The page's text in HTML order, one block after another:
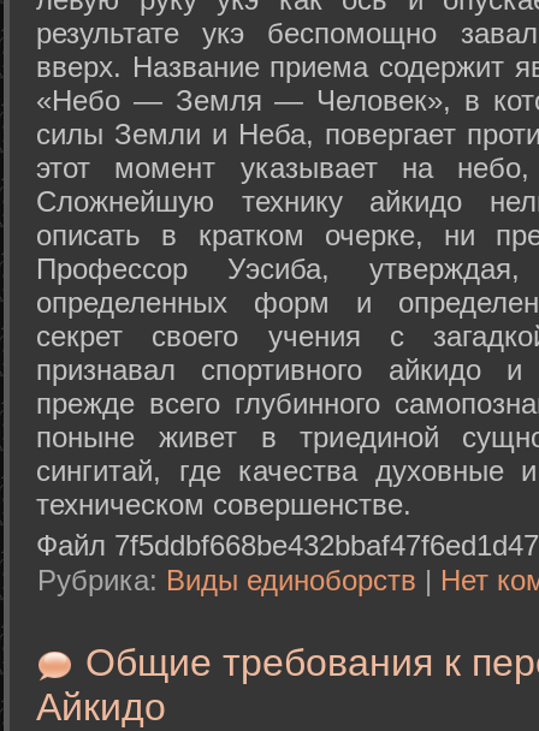
результате укэ беспомощно
вверх. Название приема содержит
«Небо — Земля — Человек», в
силы Земли и Неба, повергает
этот момент указывает на
Сложнейшую технику айкидо
описать в кратком очерке, ни
Профессор Уэсиба,
определенных форм и
секрет своего учения с
признавал спортивного айкидо
прежде всего глубинного
поныне живет в триединой
сингитай, где качества духовные
техническом совершенстве.
Файл
Рубрика: Виды единоборств | Нет
Общие требования к
Айкидо